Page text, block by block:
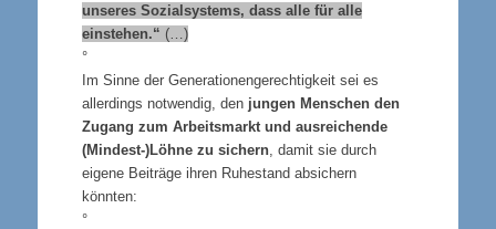
unseres Sozialsystems, dass alle für alle
einstehen.“ (…)
°
Im Sinne der Generationengerechtigkeit sei es
allerdings notwendig, den jungen Menschen den
Zugang zum Arbeitsmarkt und ausreichende
(Mindest-)Löhne zu sichern, damit sie durch
eigene Beiträge ihren Ruhestand absichern
könnten:
°